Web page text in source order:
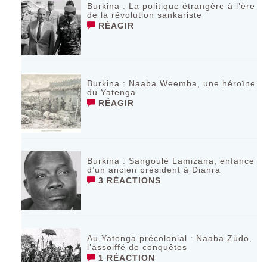
Burkina : La politique étrangère à l’ère
de la révolution sankariste
RÉAGIR
Burkina : Naaba Weemba, une héroïne
du Yatenga
RÉAGIR
Burkina : Sangoulé Lamizana, enfance
d’un ancien président à Dianra
3 RÉACTIONS
Au Yatenga précolonial : Naaba Züdo,
l’assoiffé de conquêtes
1 RÉACTION